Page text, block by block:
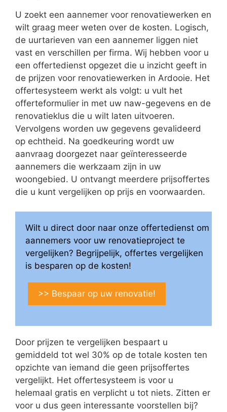
U zoekt een aannemer voor renovatiewerken en
wilt graag meer weten over de kosten. Logisch,
de uurtarieven van een aannemer liggen niet
vast en verschillen per firma. Wij hebben voor u
een offertedienst opgezet die u inzicht geeft in
de prijzen voor renovatiewerken in Ardooie. Het
offertesysteem werkt als volgt: u vult het
offerteformulier in met uw naw-gegevens en de
renovatieklus die u wilt laten uitvoeren.
Vervolgens worden uw gegevens gevalideerd
op echtheid. Na goedkeuring wordt uw
aanvraag doorgezet naar geïnteresseerde
aannemers die werkzaam zijn in uw
woongebied. U ontvangt meerdere prijsoffertes
die u kunt vergelijken op prijs en voorwaarden.
Wilt u direct door naar onze offertedienst om
aannemers voor uw renovatieproject te
vergelijken? Begrijpelijk, offertes vergelijken
is besparen op de kosten!
>> Bespaar op uw renovatie!
Door prijzen te vergelijken bespaart u
gemiddeld tot wel 30% op de totale kosten ten
opzichte van iemand die geen prijsoffertes
vergelijkt. Het offertesysteem is voor u
helemaal gratis en verplicht u tot niets. Zitten er
voor u dus geen interessante voorstellen bij?